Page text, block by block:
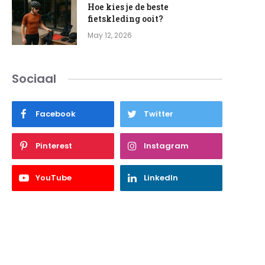
Hoe kies je de beste
fietskleding ooit?
May 12, 2026
Sociaal
Facebook Twitter
Pinterest Instagram
YouTube LinkedIn